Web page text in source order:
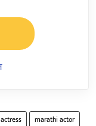
actress marathi actor